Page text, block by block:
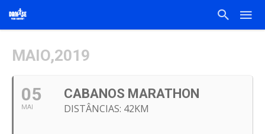
MAIO,2019
05
MAI
CABANOS MARATHON
DISTÂNCIAS: 42KM